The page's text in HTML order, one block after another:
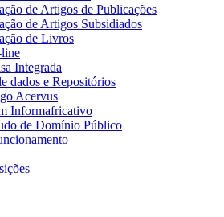
de Artigos de Publicações
de Artigos Subsidiados
de Livros
line
Integrada
dados e Repositórios
Acervus
Informafricativo
de Domínio Público